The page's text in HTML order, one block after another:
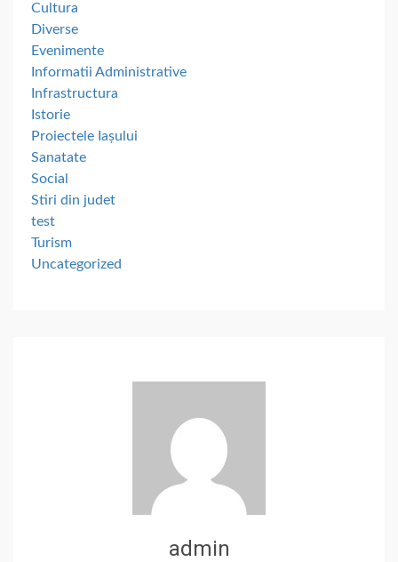
Cultura
Diverse
Evenimente
Informatii Administrative
Infrastructura
Istorie
Proiectele Iașului
Sanatate
Social
Stiri din judet
test
Turism
Uncategorized
admin